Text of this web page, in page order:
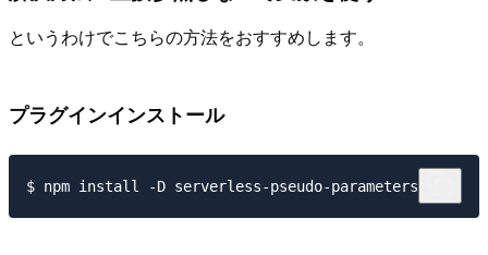
というわけでこちらの方法をおすすめします。
プラグインインストール